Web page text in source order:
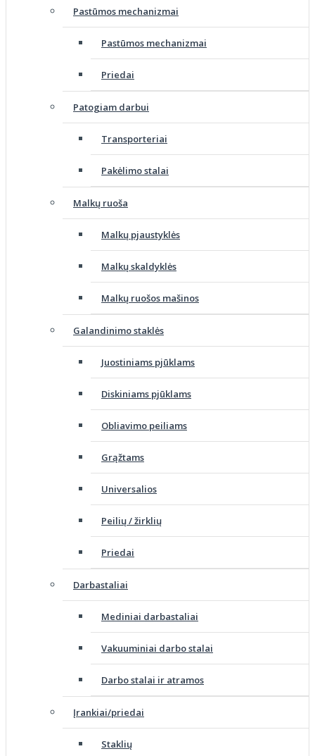
Pastūmos mechanizmai
Pastūmos mechanizmai
Priedai
Patogiam darbui
Transporteriai
Pakėlimo stalai
Malkų ruoša
Malkų pjaustyklės
Malkų skaldyklės
Malkų ruošos mašinos
Galandinimo staklės
Juostiniams pjūklams
Diskiniams pjūklams
Obliavimo peiliams
Grąžtams
Universalios
Peilių / žirklių
Priedai
Darbastaliai
Mediniai darbastaliai
Vakuuminiai darbo stalai
Darbo stalai ir atramos
Įrankiai/priedai
Staklių